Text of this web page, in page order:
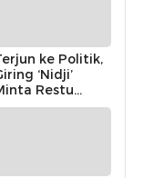
ke Politik,
‘Nidji’
Restu